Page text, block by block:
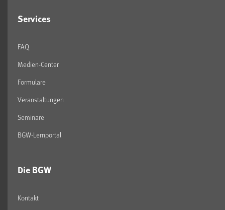
Services
FAQ
Medien-Center
Formulare
Veranstaltungen
Seminare
BGW-Lernportal
Die BGW
Kontakt